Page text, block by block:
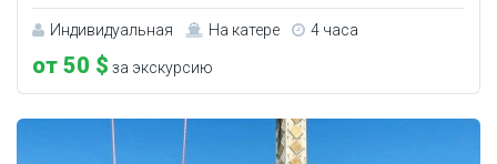
Индивидуальная На катере 4 часа
от 50 $ за экскурсию